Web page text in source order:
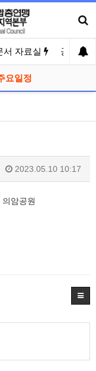
서 자료실 공유게
요일정
2023.05.10 10:17
암공원